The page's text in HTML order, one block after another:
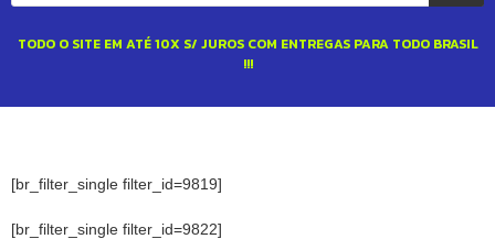
TODO O SITE EM ATÉ 10X S/ JUROS COM ENTREGAS PARA TODO BRASIL
!!!
[br_filter_single filter_id=9819]
[br_filter_single filter_id=9822]